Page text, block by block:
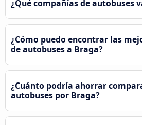
¿Qué compañías de autobuses
¿Cómo puedo encontrar las
de autobuses a Braga?
¿Cuánto podría ahorrar
autobuses por Braga?